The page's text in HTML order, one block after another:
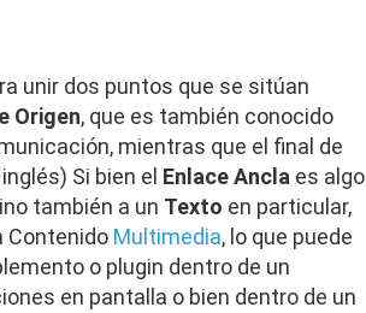
unir dos puntos que se sitúan
Origen, que es también conocido
mientras que el final de
Si bien el Enlace Ancla es algo
también a un Texto en particular,
Contenido Multimedia, lo que puede
o plugin dentro de un
en pantalla o bien dentro de un